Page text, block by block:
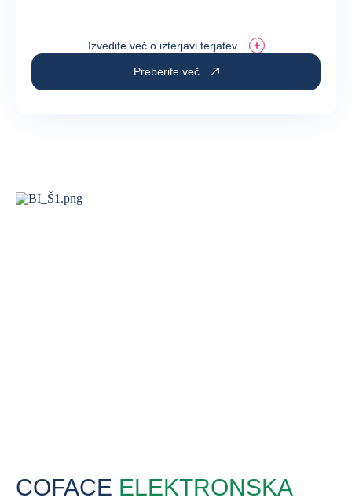
Izvedite več o izterjavi terjatev
Preberite več
COFACE ELEKTRONSKA